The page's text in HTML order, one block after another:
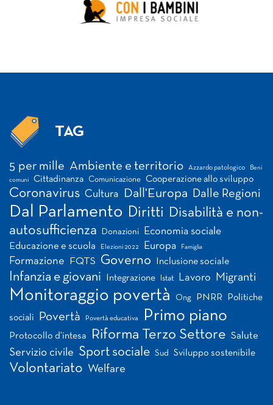
TAG
5 per mille Ambiente e territorio Azzardo patologico Beni
comuni Cittadinanza Comunicazione Cooperazione allo sviluppo
Coronavirus Cultura Dall'Europa Dalle Regioni
Dal Parlamento Diritti Disabilità e non-
autosufficienza
Donazioni Economia sociale
Educazione e scuola Elezioni 2022 Europa Famiglia
Formazione FQTS Governo Inclusione sociale
Infanzia e giovani Integrazione Istat Lavoro Migranti
Monitoraggio povertà Ong PNRR Politiche
sociali Povertà Povertà educativa Primo piano
Protocollo d'intesa Riforma Terzo Settore Salute
Servizio civile Sport sociale Sud Sviluppo sostenibile
Volontariato Welfare